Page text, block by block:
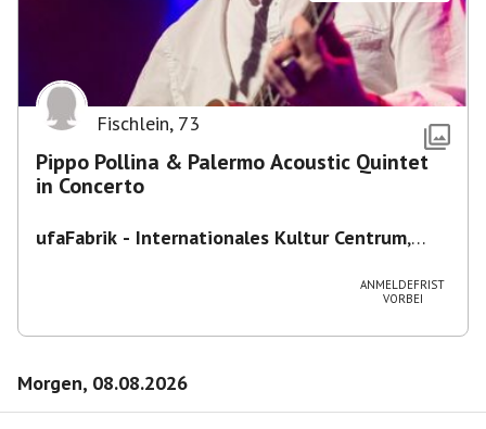
Fischlein, 73
Pippo Pollina & Palermo Acoustic Quintet
in Concerto
ufaFabrik - Internationales Kultur Centrum,
ANMELDEFRIST
VORBEI
Morgen, 08.08.2026